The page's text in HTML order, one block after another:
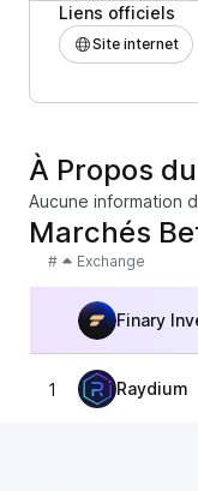
Liens officiels
Site internet
À Propos
Aucune information
Marchés
# Exchange
Finary
1 Raydium